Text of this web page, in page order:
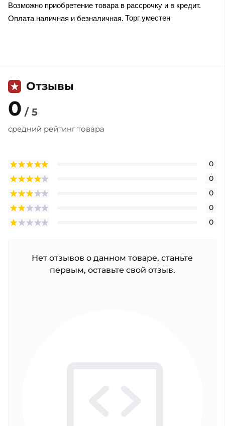
Возможно приобретение товара в рассрочку и в кредит.
Оплата наличная и безналичная. Торг уместен
Отзывы
0 / 5
средний рейтинг товара
0
0
0
0
0
Нет отзывов о данном товаре, станьте
первым, оставьте свой отзыв.